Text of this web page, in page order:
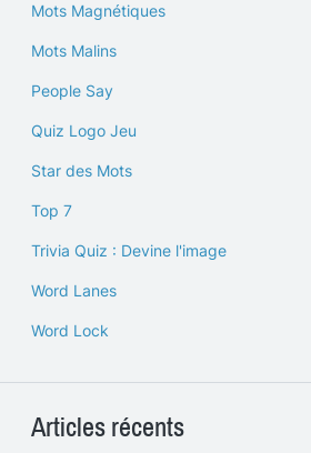
Mots Magnétiques
Mots Malins
People Say
Quiz Logo Jeu
Star des Mots
Top 7
Trivia Quiz : Devine l'image
Word Lanes
Word Lock
Articles récents